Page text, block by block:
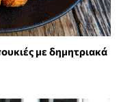
με δημητριακά